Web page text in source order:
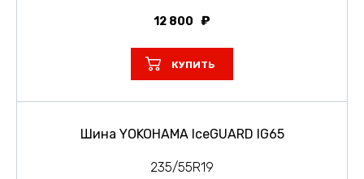
12 800
КУПИТЬ
Шина YOKOHAMA IceGUARD IG65
235/55R19